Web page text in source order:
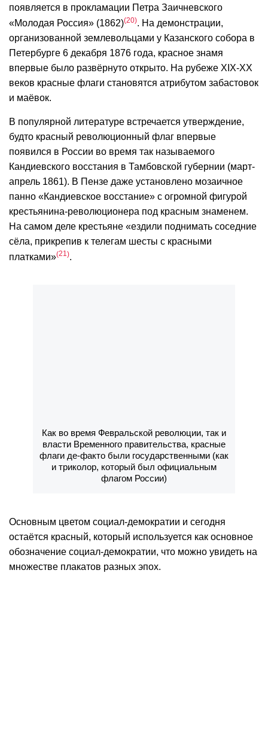
появляется в прокламации Петра Заичневского
«Молодая Россия» (1862) 20 . На демонстрации,
организованной землевольцами у Казанского собора в
Петербурге 6 декабря 1876 года, красное знамя
впервые было развёрнуто открыто. На рубеже ХIХ-ХХ
веков красные флаги становятся атрибутом забастовок
и маёвок.
В популярной литературе встречается утверждение,
будто красный революционный флаг впервые
появился в России во время так называемого
Кандиевского восстания в Тамбовской губернии (март-
апрель 1861). В Пензе даже установлено мозаичное
панно «Кандиевское восстание» с огромной фигурой
крестьянина-революционера под красным знаменем.
На самом деле крестьяне «ездили поднимать соседние
сёла, прикрепив к телегам шесты с красными
платками» 21
Как во время Февральской революции, так и
власти Временного правительства, красные
флаги де-факто были государственными (как
и триколор, который был официальным
флагом России)
Основным цветом социал-демократии и сегодня
остаётся красный, который используется как основное
обозначение социал-демократии, что можно увидеть на
множестве плакатов разных эпох.